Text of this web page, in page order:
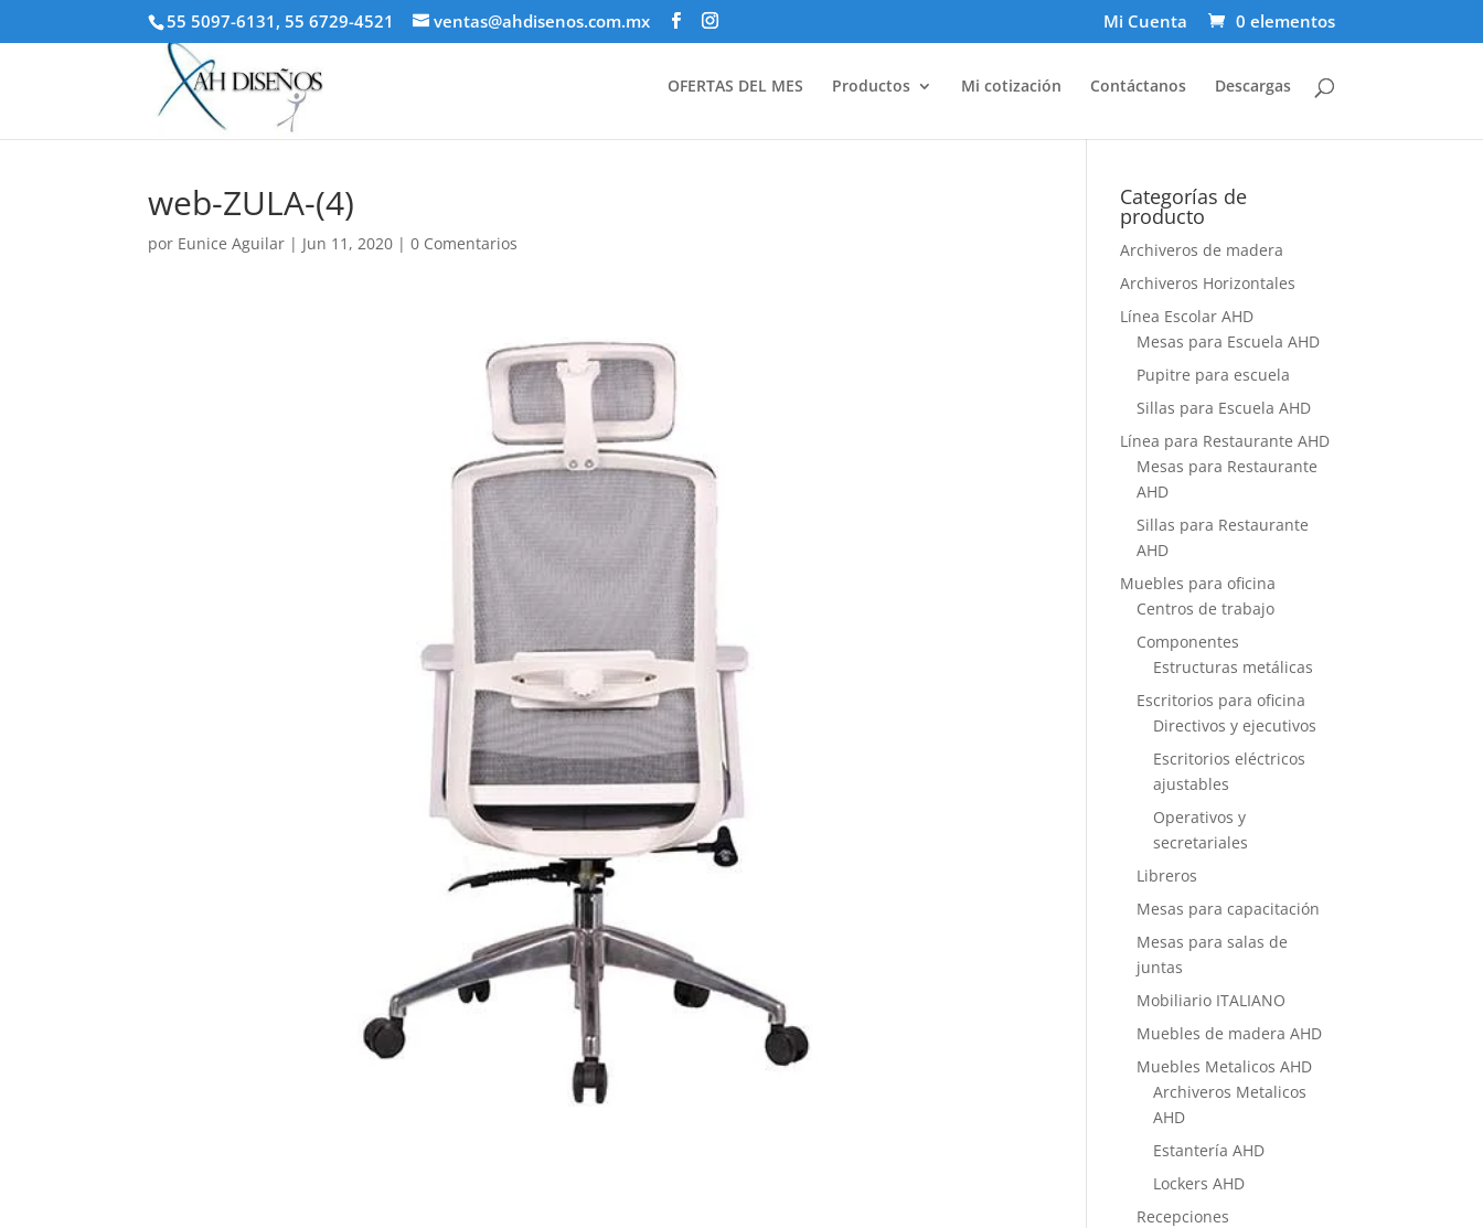
55 5097-6131, 55 6729-4521 ventas@ahdisenos.com.mx Mi Cuenta 0 elementos
OFERTAS DEL MES Productos Mi cotización Contáctanos Descargas
web-ZULA-(4)
por Eunice Aguilar | Jun 11, 2020 |0 Comentarios
Categorías de
producto
Archiveros de madera
Archiveros Horizontales
Línea Escolar AHD
Mesas para Escuela AHD
Pupitre para escuela
Sillas para Escuela AHD
Línea para Restaurante AHD
Mesas para Restaurante
AHD
Sillas para Restaurante
AHD
Muebles para oficina
Centros de trabajo
Componentes
Estructuras metálicas
Escritorios para oficina
Directivos y ejecutivos
Escritorios eléctricos
ajustables
Operativos y
secretariales
Libreros
Mesas para capacitación
Mesas para salas de
juntas
Mobiliario ITALIANO
Muebles de madera AHD
Muebles Metalicos AHD
Archiveros Metalicos
AHD
Estantería AHD
Lockers AHD
Recepciones